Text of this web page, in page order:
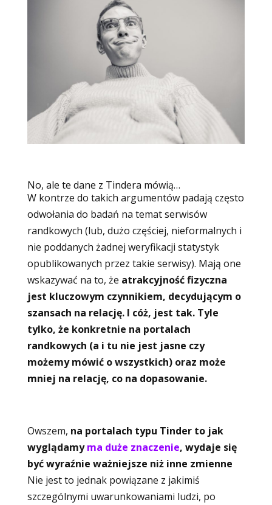
No, ale te dane z Tindera mówią…
W kontrze do takich argumentów padają często
odwołania do badań na temat serwisów
randkowych (lub, dużo częściej, nieformalnych i
nie poddanych żadnej weryfikacji statystyk
opublikowanych przez takie serwisy). Mają one
wskazywać na to, że atrakcyjność fizyczna
jest kluczowym czynnikiem, decydującym o
szansach na relację. I cóż, jest tak. Tyle
tylko, że konkretnie na portalach
randkowych (a i tu nie jest jasne czy
możemy mówić o wszystkich) oraz może
mniej na relację, co na dopasowanie.
Owszem, na portalach typu Tinder to jak
wyglądamyma duże znaczenie, wydaje się
być wyraźnie ważniejsze niż inne zmienne
Nie jest to jednak powiązane z jakimiś
szczególnymi uwarunkowaniami ludzi, po